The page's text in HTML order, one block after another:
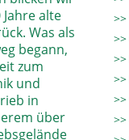
alte
Was als
begann,
zum
und
in
über